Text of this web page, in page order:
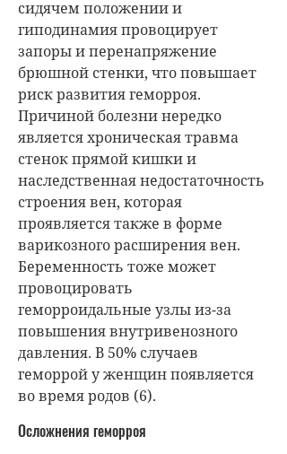
сидячем положении и
гиподинамия провоцирует
запоры и перенапряжение
брюшной стенки, что повышает
риск развития геморроя.
Причиной болезни нередко
является хроническая травма
стенок прямой кишки и
наследственная недостаточность
строения вен, которая
проявляется также в форме
варикозного расширения вен.
Беременность тоже может
провоцировать
геморроидальные узлы из-за
повышения внутривенозного
давления. В 50% случаев
геморрой у женщин появляется
во время родов (6).
Осложнения геморроя